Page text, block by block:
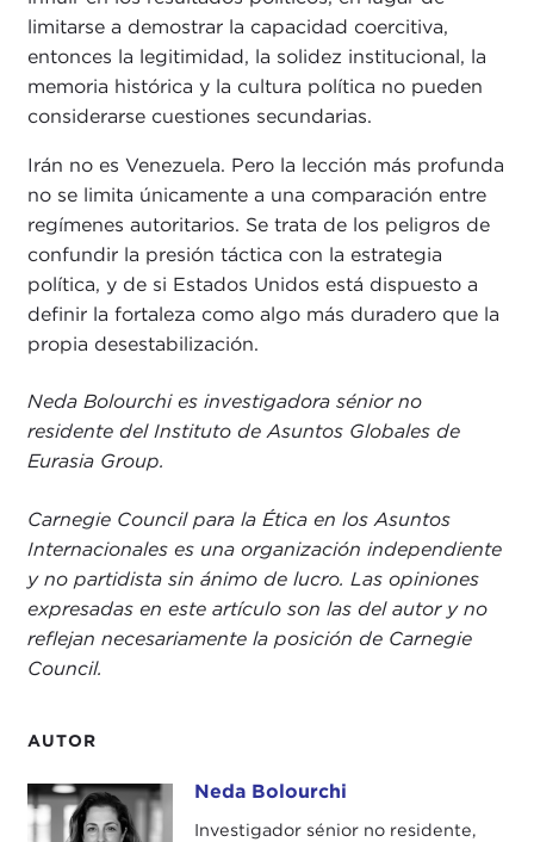
AUTOR
Neda Bolourchi Neda Bolourchi
Investigador sénior no residente,
limitarse a demostrar la capacidad coercitiva,
entonces la legitimidad, la solidez institucional, la
memoria histórica y la cultura política no pueden
considerarse cuestiones secundarias.
Irán no es Venezuela. Pero la lección más profunda
no se limita únicamente a una comparación entre
regímenes autoritarios. Se trata de los peligros de
confundir la presión táctica con la estrategia
política, y de si Estados Unidos está dispuesto a
definir la fortaleza como algo más duradero que la
propia desestabilización.
Neda Bolourchi es investigadora sénior no
residente del Instituto de Asuntos Globales de
Eurasia Group.
Carnegie Council para la Ética en los Asuntos
Internacionales es una organización independiente
y no partidista sin ánimo de lucro. Las opiniones
expresadas en este artículo son las del autor y no
reflejan necesariamente la posición de Carnegie
Council.